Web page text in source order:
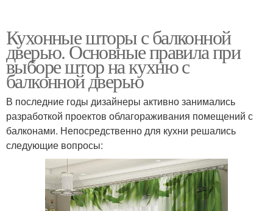
Кухонные шторы с балконной
дверью. Основные правила при
выборе штор на кухню с
балконной дверью
В последние годы дизайнеры активно занимались
разработкой проектов облагораживания помещений с
балконами. Непосредственно для кухни решались
следующие вопросы: